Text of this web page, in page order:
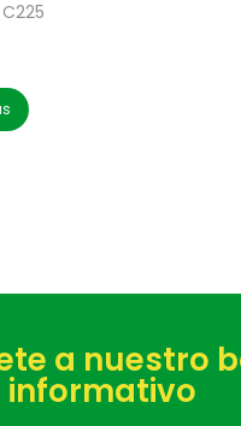
C225
a nuestro
informativo